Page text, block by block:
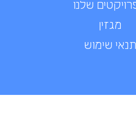
שלנו
מגזין
תנאי שימוש